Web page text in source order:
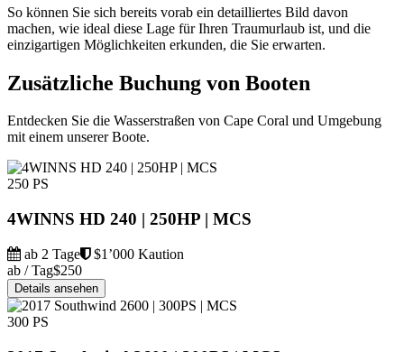
So können Sie sich bereits vorab ein detailliertes Bild davon
machen, wie ideal diese Lage für Ihren Traumurlaub ist, und die
einzigartigen Möglichkeiten erkunden, die Sie erwarten.
Zusätzliche Buchung von Booten
Entdecken Sie die Wasserstraßen von Cape Coral und Umgebung
mit einem unserer Boote.
250 PS
4WINNS HD 240 | 250HP | MCS
ab 2 Tage
$1’000 Kaution
ab / Tag$250
Details ansehen
300 PS